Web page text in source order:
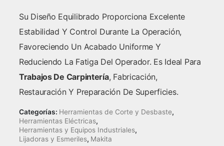
Su Diseño Equilibrado Proporciona Excelente
Estabilidad Y Control Durante La Operación,
Favoreciendo Un Acabado Uniforme Y
Reduciendo La Fatiga Del Operador. Es Ideal Para
Trabajos De Carpintería, Fabricación,
Restauración Y Preparación De Superficies.
Categorías: Herramientas de Corte y Desbaste,
Herramientas Eléctricas,
Herramientas y Equipos Industriales,
Lijadoras y Esmeriles, Makita